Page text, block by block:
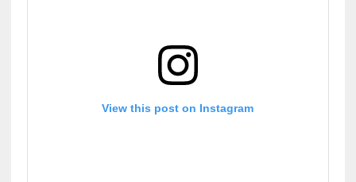
View this post on Instagram